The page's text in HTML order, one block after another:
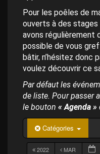
Pour les poêles de
ouverts à des
avons régulièrement
possible de vous
bâtir, n’hésitez donc
voulez découvrir ce
Par défaut les
de liste. Pour passer
le bouton « Agenda »
Catégories
2022 MAR